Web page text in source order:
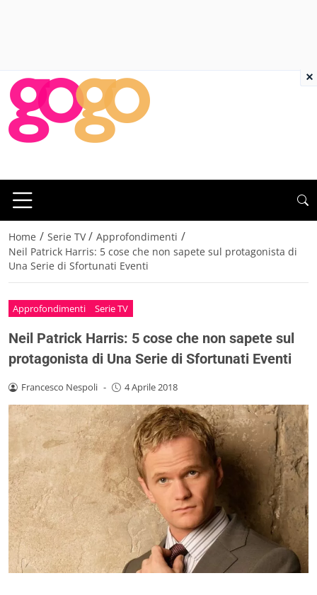
Home / Serie TV / Approfondimenti /
Neil Patrick Harris: 5 cose che non sapete sul protagonista di
Una Serie di Sfortunati Eventi
Approfondimenti Serie TV
Neil Patrick Harris: 5 cose che non sapete sul
protagonista di Una Serie di Sfortunati Eventi
Francesco Nespoli - 4 Aprile 2018
×